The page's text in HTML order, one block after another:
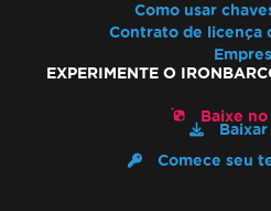
Como usar
Contrato de licença
EXPERIMENTE O
Baixe
Comece seu